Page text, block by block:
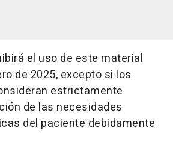
el uso de este material
de 2025, excepto si los
estrictamente
de las necesidades
del paciente debidamente